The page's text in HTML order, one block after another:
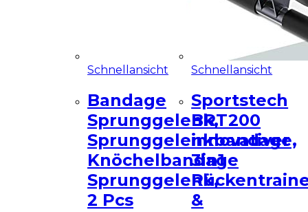
Schnellansicht
Bandage
Sprunggelenk,
Sprunggelenkbandage,
Knöchelbandage
Sprunggelenk,
2 Pcs
Schnellansicht
Sportstech
BRT200
innovativer
3in1
&